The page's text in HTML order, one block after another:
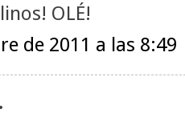
OLÉ!
de 2011 a las 8:49